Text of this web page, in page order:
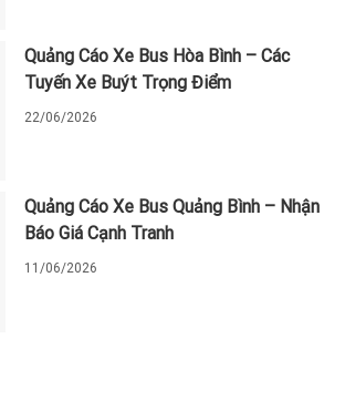
Quảng Cáo Xe Bus Hòa Bình – Các
Tuyến Xe Buýt Trọng Điểm
22/06/2026
Quảng Cáo Xe Bus Quảng Bình – Nhận
Báo Giá Cạnh Tranh
11/06/2026